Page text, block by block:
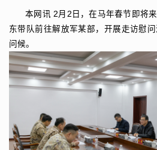
本网讯 2月2日，在马年春节即将
东带队前往解放军某部，开展走访慰
问候。